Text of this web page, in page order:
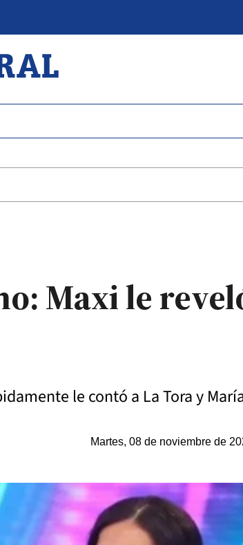
Maxi le
le contó a La Tora y
Martes, 08 de noviembre de